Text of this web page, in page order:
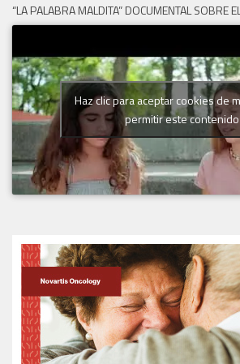
“LA PALABRA MALDITA” DOCUMENTAL SOBRE
Haz clic para aceptar cookies de
permitir este contenido